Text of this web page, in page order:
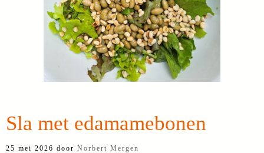
Sla met edamamebonen
25 mei 2026 door Norbert Mergen